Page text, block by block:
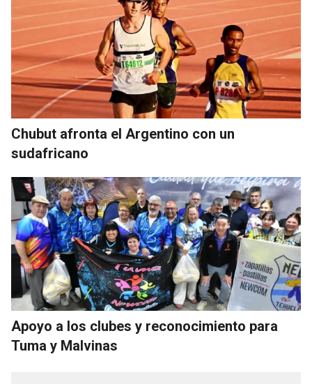
Chubut afronta el Argentino con un
sudafricano
Apoyo a los clubes y reconocimiento para
Tuma y Malvinas